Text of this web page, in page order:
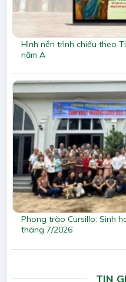
Hình nền trình chiếu theo
năm A
Phong trào Cursillo: Sinh
tháng 7/2026
TIN